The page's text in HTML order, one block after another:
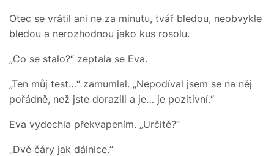
Otec se vrátil ani ne za minutu, tvář bledou, neobvykle
bledou a nerozhodnou jako kus rosolu.
„Co se stalo?“ zeptala se Eva.
„Ten můj test…“ zamumlal. „Nepodíval jsem se na něj
pořádně, než jste dorazili a je… je pozitivní.“
Eva vydechla překvapením. „Určitě?“
„Dvě čáry jak dálnice.“